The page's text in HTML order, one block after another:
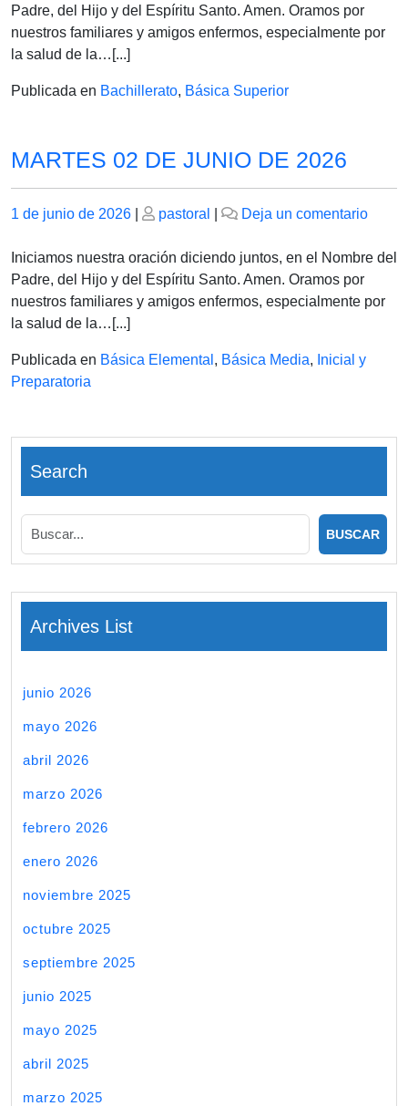
Padre, del Hijo y del Espíritu Santo. Amen. Oramos por
nuestros familiares y amigos enfermos, especialmente por
la salud de la…[...]
Publicada en Bachillerato, Básica Superior
MARTES 02 DE JUNIO DE 2026
Publicado
1 de junio de 2026
Publicado
pastoral Deja un comentarioen
02
Iniciamos nuestra oración diciendo juntos, en el Nombre del
Padre, del Hijo y del Espíritu Santo. Amen. Oramos por
nuestros familiares y amigos enfermos, especialmente por
la salud de la…[...]
Publicada en Básica Elemental , Básica Media, Inicial y
Preparatoria
Search
Archives List
junio 2026
mayo 2026
abril 2026
marzo 2026
febrero 2026
enero 2026
noviembre 2025
octubre 2025
septiembre 2025
junio 2025
mayo 2025
abril 2025
marzo 2025